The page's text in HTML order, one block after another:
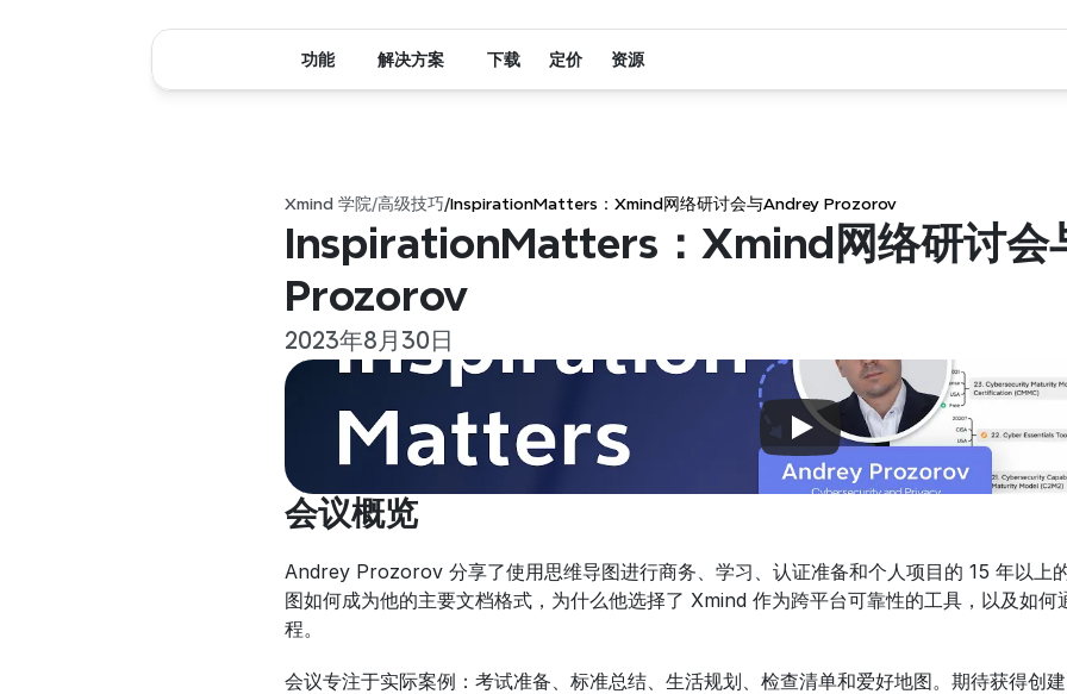
Xmind 学院/高级技巧/InspirationMatters：Xmind网络研讨会与Andrey Prozorov
InspirationMatters：Xmind网络研讨会
Prozorov
2023年8月30日
会议概览
Andrey Prozorov 分享了使用思维导图进行商务、学习、认证准备和个人项目的 15 年以上
图如何成为他的主要文档格式，为什么他选择了 Xmind 作为跨平台可靠性的工具，以及如何
程。
会议专注于实际案例：考试准备、标准总结、生活规划、检查清单和爱好地图。期待获得创
功能 解决方案 下载 定价 资源